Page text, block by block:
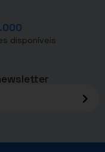
disponíveis